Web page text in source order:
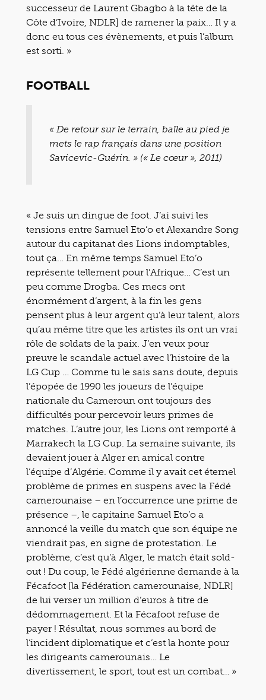
successeur de Laurent Gbagbo à la tête de la
Côte d’Ivoire, NDLR] de ramener la paix… Il y a
donc eu tous ces évènements, et puis l’album
est sorti. »
FOOTBALL
« De retour sur le terrain, balle au pied je
mets le rap français dans une position
Savicevic-Guérin. » (« Le cœur », 2011)
« Je suis un dingue de foot. J’ai suivi les
tensions entre Samuel Eto’o et Alexandre Song
autour du capitanat des Lions indomptables,
tout ça… En même temps Samuel Eto’o
représente tellement pour l’Afrique… C’est un
peu comme Drogba. Ces mecs ont
énormément d’argent, à la fin les gens
pensent plus à leur argent qu’à leur talent, alors
qu’au même titre que les artistes ils ont un vrai
rôle de soldats de la paix. J’en veux pour
preuve le scandale actuel avec l’histoire de la
LG Cup … Comme tu le sais sans doute, depuis
l’épopée de 1990 les joueurs de l’équipe
nationale du Cameroun ont toujours des
difficultés pour percevoir leurs primes de
matches. L’autre jour, les Lions ont remporté à
Marrakech la LG Cup. La semaine suivante, ils
devaient jouer à Alger en amical contre
l’équipe d’Algérie. Comme il y avait cet éternel
problème de primes en suspens avec la Fédé
camerounaise – en l’occurrence une prime de
présence –, le capitaine Samuel Eto’o a
annoncé la veille du match que son équipe ne
viendrait pas, en signe de protestation. Le
problème, c’est qu’à Alger, le match était sold-
out ! Du coup, le Fédé algérienne demande à la
Fécafoot [la Fédération camerounaise, NDLR]
de lui verser un million d’euros à titre de
dédommagement. Et la Fécafoot refuse de
payer ! Résultat, nous sommes au bord de
l’incident diplomatique et c’est la honte pour
les dirigeants camerounais… Le
divertissement, le sport, tout est un combat… »